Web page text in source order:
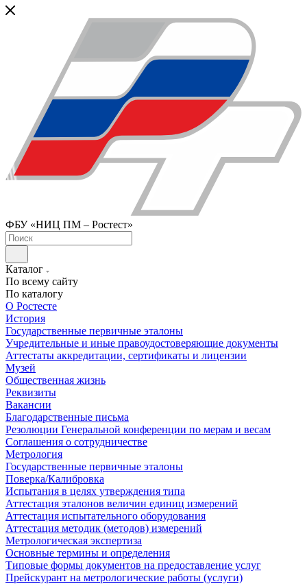
ФБУ «НИЦ ПМ – Ростест»
Каталог
По всему сайту
По каталогу
О Ростесте
История
Государственные первичные эталоны
Учредительные и иные правоудостоверяющие документы
Аттестаты аккредитации, сертификаты и лицензии
Музей
Общественная жизнь
Реквизиты
Вакансии
Благодарственные письма
Резолюции Генеральной конференции по мерам и весам
Соглашения о сотрудничестве
Метрология
Государственные первичные эталоны
Поверка/Калибровка
Испытания в целях утверждения типа
Аттестация эталонов величин единиц измерений
Аттестация испытательного оборудования
Аттестация методик (методов) измерений
Метрологическая экспертиза
Основные термины и определения
Типовые формы документов на предоставление услуг
Прейскурант на метрологические работы (услуги)